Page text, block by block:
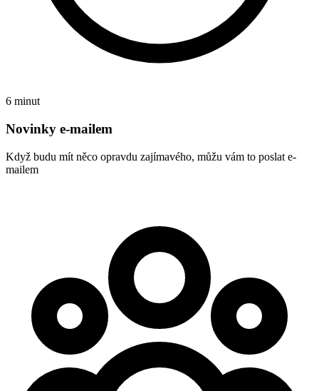
6 minut
Novinky e-mailem
Když budu mít něco opravdu zajímavého, můžu vám to poslat e-
mailem